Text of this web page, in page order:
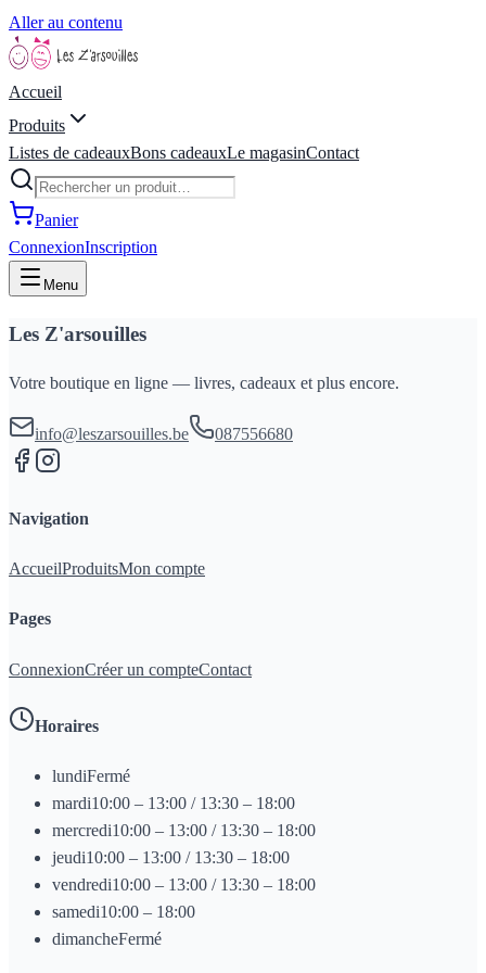
Aller au contenu
Accueil
Produits
Listes de cadeauxBons cadeauxLe magasinContact
Panier
ConnexionInscription
Menu
Les Z'arsouilles
Votre boutique en ligne — livres, cadeaux et plus encore.
info@leszarsouilles.be 087556680
Navigation
AccueilProduitsMon compte
Pages
ConnexionCréer un compteContact
Horaires
lundiFermé
mardi10:00 – 13:00 / 13:30 – 18:00
mercredi10:00 – 13:00 / 13:30 – 18:00
jeudi10:00 – 13:00 / 13:30 – 18:00
vendredi10:00 – 13:00 / 13:30 – 18:00
samedi10:00 – 18:00
dimancheFermé